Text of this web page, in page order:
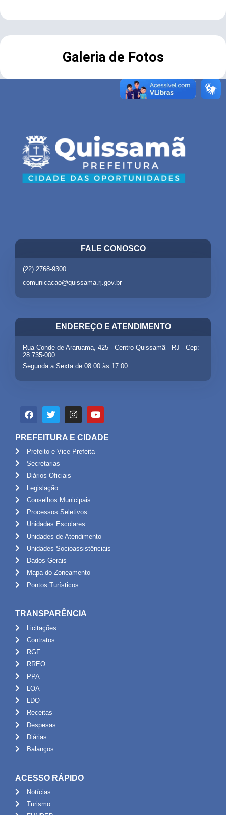
Galeria de Fotos
FALE CONOSCO
(22) 2768-9300
comunicacao@quissama.rj.gov.br
ENDEREÇO E ATENDIMENTO
Rua Conde de Araruama, 425 - Centro Quissamã - RJ - Cep:
28.735-000
Segunda a Sexta de 08:00 às 17:00
PREFEITURA E CIDADE
Prefeito e Vice Prefeita
Secretarias
Diários Oficiais
Legislação
Conselhos Municipais
Processos Seletivos
Unidades Escolares
Unidades de Atendimento
Unidades Socioassistênciais
Dados Gerais
Mapa do Zoneamento
Pontos Turísticos
TRANSPARÊNCIA
Licitações
Contratos
RGF
RREO
PPA
LOA
LDO
Receitas
Despesas
Diárias
Balanços
ACESSO RÁPIDO
Notícias
Turismo